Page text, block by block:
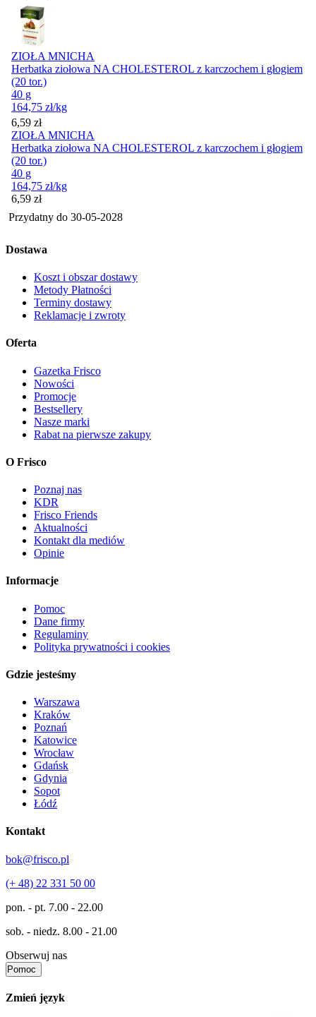
ZIOŁA MNICHA
Herbatka ziołowa NA CHOLESTEROL z karczochem i głogiem
(20 tor.)
40 g
164,75 zł/kg
Cena
6,59 zł
ZIOŁA MNICHA
Herbatka ziołowa NA CHOLESTEROL z karczochem i głogiem
(20 tor.)
40 g
164,75 zł/kg
Cena
6,59 zł
Przydatny do 30-05-2028
Dostawa
Koszt i obszar dostawy
Metody Płatności
Terminy dostawy
Reklamacje i zwroty
Oferta
Gazetka Frisco
Nowości
Promocje
Bestsellery
Nasze marki
Rabat na pierwsze zakupy
O Frisco
Poznaj nas
KDR
Frisco Friends
Aktualności
Kontakt dla mediów
Opinie
Informacje
Pomoc
Dane firmy
Regulaminy
Polityka prywatności i cookies
Gdzie jesteśmy
Warszawa
Kraków
Poznań
Katowice
Wrocław
Gdańsk
Gdynia
Sopot
Łódź
Kontakt
bok@frisco.pl
(+ 48) 22 331 50 00
pon. - pt. 7.00 - 22.00
sob. - niedz. 8.00 - 21.00
Obserwuj nas
Pomoc
Zmień język